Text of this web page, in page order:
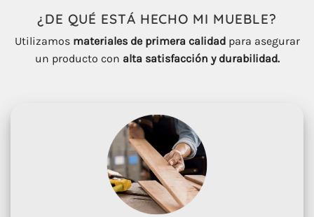
¿DE QUÉ ESTÁ HECHO MI MUEBLE?
Utilizamos materiales de primera calidadpara asegurar
un producto con alta satisfacción y durabilidad.